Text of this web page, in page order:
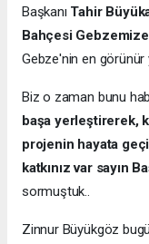
Başkanı Tahir
Bahçesi Gebzemize
Gebze'nin en görünür
Biz o zaman bunu
başa yerleştirerek,
projenin hayata
katkınız var sayın
sormuştuk..
Zinnur Büyükgöz